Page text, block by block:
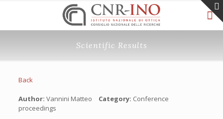
Scientific Results
Back
Author: Vannini Matteo Category: Conference
proceedings